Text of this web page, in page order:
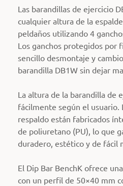
Las barandillas de ejercicio
cualquier altura de la
peldaños utilizando 4
Los ganchos protegidos por
sencillo desmontaje y
barandilla DB1W sin dejar
La altura de la barandilla de
fácilmente según el usuario.
respaldo están fabricados
de poliuretano (PU), lo que
duradero, estético y de fácil
El Dip Bar BenchK ofrece
con un perfil de 50×40 mm